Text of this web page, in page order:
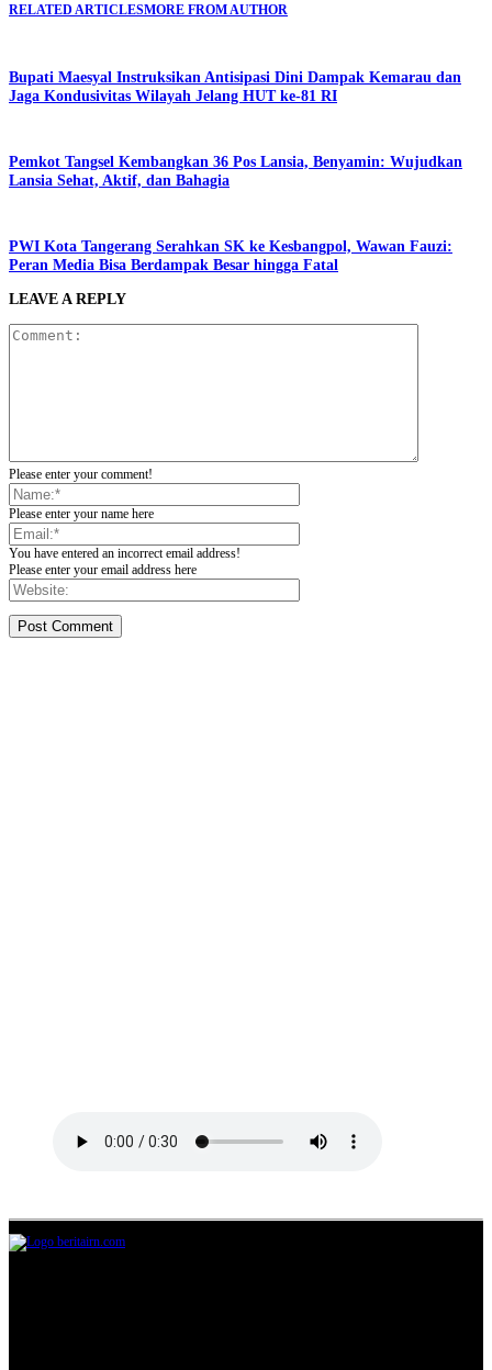
RELATED ARTICLESMORE FROM AUTHOR
Bupati Maesyal Instruksikan Antisipasi Dini Dampak Kemarau dan
Jaga Kondusivitas Wilayah Jelang HUT ke-81 RI
Pemkot Tangsel Kembangkan 36 Pos Lansia, Benyamin: Wujudkan
Lansia Sehat, Aktif, dan Bahagia
PWI Kota Tangerang Serahkan SK ke Kesbangpol, Wawan Fauzi:
Peran Media Bisa Berdampak Besar hingga Fatal
LEAVE A REPLY
Please enter your comment!
Please enter your name here
You have entered an incorrect email address!
Please enter your email address here